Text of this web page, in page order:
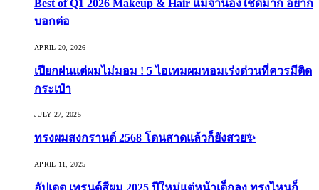
Best of Q1 2026 Makeup & Hair แม่จ๋าน้องใช้ดีมาก อยาก
บอกต่อ
APRIL 20, 2026
เปียกฝนแต่ผมไม่มอม ! 5 ไอเทมผมหอมเร่งด่วนที่ควรมีติด
กระเป๋า
JULY 27, 2025
ทรงผมสงกรานต์ 2568 โดนสาดแล้วก็ยังสวย✨
APRIL 11, 2025
อัปเดต เทรนด์สีผม 2025 ปีใหม่แต่หน้าเด็กลง ทรงไหนก็